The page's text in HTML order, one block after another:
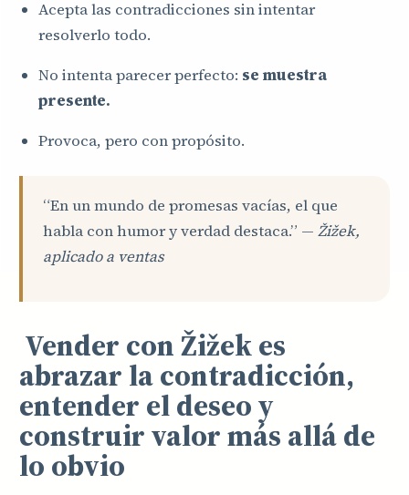
Acepta las contradicciones sin intentar
resolverlo todo.
No intenta parecer perfecto: se muestra
presente.
Provoca, pero con propósito.
“En un mundo de promesas vacías, el que
habla con humor y verdad destaca.” —Žižek,
aplicado a ventas
Vender con Žižek es
abrazar la contradicción,
entender el deseo y
construir valor más allá de
lo obvio